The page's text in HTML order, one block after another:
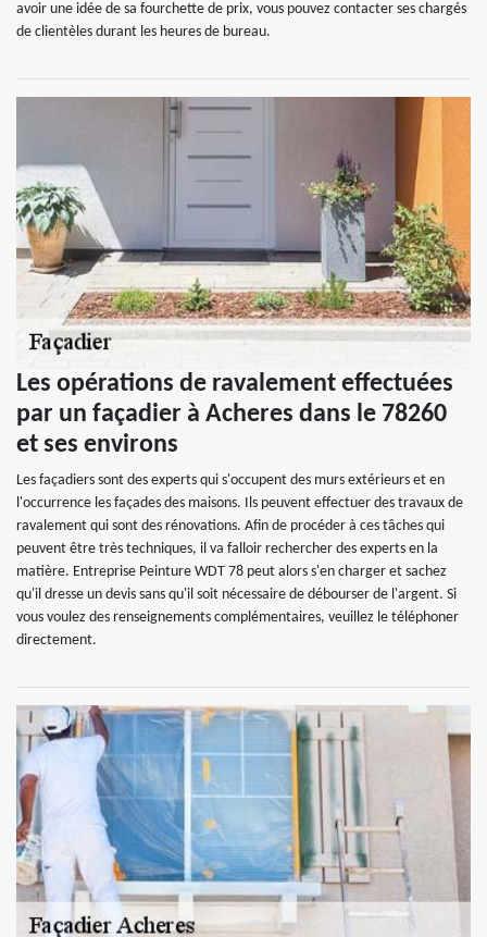
avoir une idée de sa fourchette de prix, vous pouvez contacter ses chargés
de clientèles durant les heures de bureau.
Les opérations de ravalement effectuées
par un façadier à Acheres dans le 78260
et ses environs
Les façadiers sont des experts qui s'occupent des murs extérieurs et en
l'occurrence les façades des maisons. Ils peuvent effectuer des travaux de
ravalement qui sont des rénovations. Afin de procéder à ces tâches qui
peuvent être très techniques, il va falloir rechercher des experts en la
matière. Entreprise Peinture WDT 78 peut alors s'en charger et sachez
qu'il dresse un devis sans qu'il soit nécessaire de débourser de l'argent. Si
vous voulez des renseignements complémentaires, veuillez le téléphoner
directement.